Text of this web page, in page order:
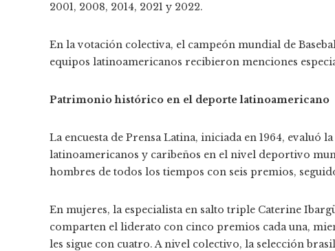
2001, 2008, 2014, 2021 y 2022.
En la votación colectiva, el campeón mundial de
equipos latinoamericanos recibieron menciones
Patrimonio histórico en el deporte latinoamericano
La encuesta de Prensa Latina, iniciada en 1964, evaluó
latinoamericanos y caribeños en el nivel deportivo
hombres de todos los tiempos con seis premios,
En mujeres, la especialista en salto triple Caterine
comparten el liderato con cinco premios cada una,
les sigue con cuatro. A nivel colectivo, la selección